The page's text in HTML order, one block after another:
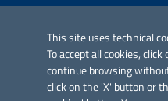
This site uses technical
To accept all cookies, click
continue browsing
click on the 'X' button or
Azione 2.3.